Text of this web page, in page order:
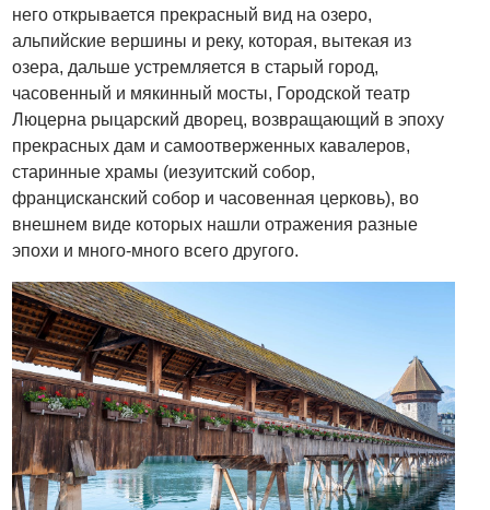
него открывается прекрасный вид на озеро,
альпийские вершины и реку, которая, вытекая из
озера, дальше устремляется в старый город,
часовенный и мякинный мосты, Городской театр
Люцерна рыцарский дворец, возвращающий в эпоху
прекрасных дам и самоотверженных кавалеров,
старинные храмы (иезуитский собор,
францисканский собор и часовенная церковь), во
внешнем виде которых нашли отражения разные
эпохи и много-много всего другого.